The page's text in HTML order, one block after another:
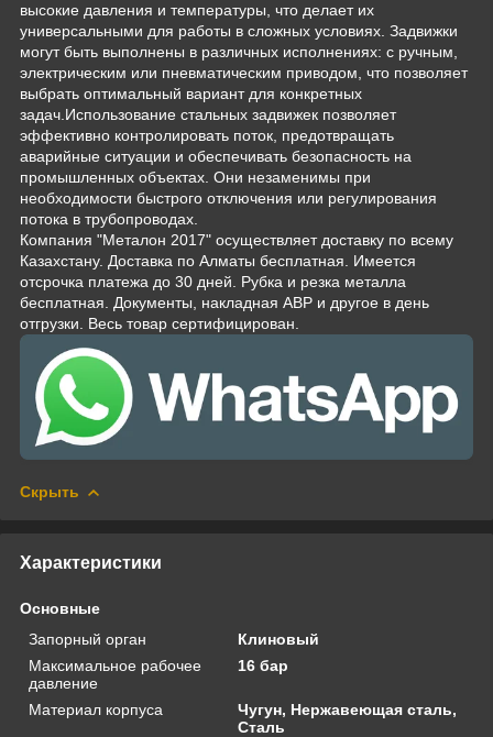
высокие давления и температуры, что делает их
универсальными для работы в сложных условиях. Задвижки
могут быть выполнены в различных исполнениях: с ручным,
электрическим или пневматическим приводом, что позволяет
выбрать оптимальный вариант для конкретных
задач.Использование стальных задвижек позволяет
эффективно контролировать поток, предотвращать
аварийные ситуации и обеспечивать безопасность на
промышленных объектах. Они незаменимы при
необходимости быстрого отключения или регулирования
потока в трубопроводах.
Компания "Металон 2017" осуществляет доставку по всему
Казахстану. Доставка по Алматы бесплатная. Имеется
отсрочка платежа до 30 дней. Рубка и резка металла
бесплатная. Документы, накладная АВР и другое в день
отгрузки. Весь товар сертифицирован.
Скрыть
Характеристики
Основные
Запорный орган
Клиновый
Максимальное рабочее
давление
16 бар
Материал корпуса
Чугун, Нержавеющая сталь,
Сталь